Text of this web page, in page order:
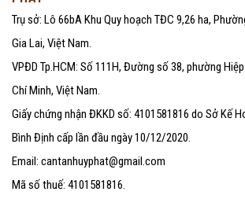
Trụ sở: Lô 66bA Khu Quy hoạch TĐC 9,26 ha,
Gia Lai, Việt Nam.
VPĐD Tp.HCM: Số 111H, Đường số 38, phường
Chí Minh, Việt Nam.
Giấy chứng nhận ĐKKD số: 4101581816 do Sở Kế
Bình Định cấp lần đầu ngày 10/12/2020.
Email: cantanhuyphat@gmail.com
Mã số thuế: 4101581816.